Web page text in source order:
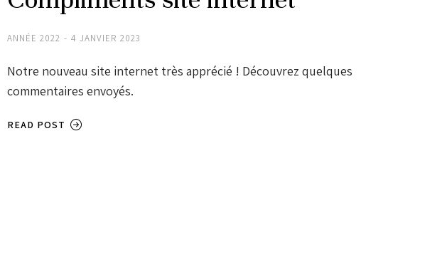
ANNÉE 2022 4 JANVIER 2023
Notre nouveau site internet très apprécié ! Découvrez quelques
commentaires envoyés.
READ POST